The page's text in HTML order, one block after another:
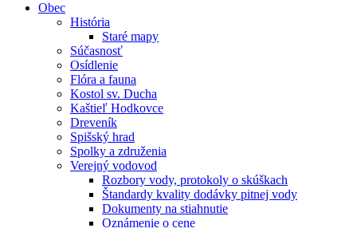
Obec
História
Staré mapy
Súčasnosť
Osídlenie
Flóra a fauna
Kostol sv. Ducha
Kaštieľ Hodkovce
Dreveník
Spišský hrad
Spolky a združenia
Verejný vodovod
Rozbory vody, protokoly o skúškach
Štandardy kvality dodávky pitnej vody
Dokumenty na stiahnutie
Oznámenie o cene